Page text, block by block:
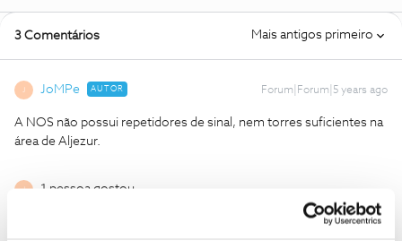
3 Comentários Mais antigos primeiro
JoMPe AUTOR Forum|Forum|5 years ago
A NOS não possui repetidores de sinal, nem torres suficientes na
área de Aljezur.
J 1 pessoa gostou